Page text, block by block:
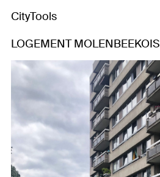
CityTools
LOGEMENT MOLENBEEKOIS